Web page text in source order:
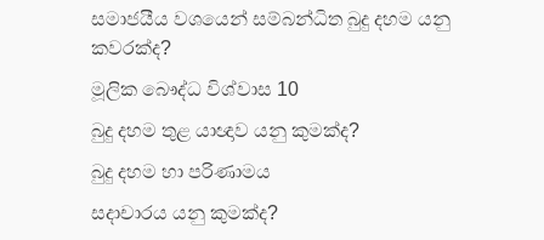
සමාජයීය වශයෙන් සම්බන්ධිත බුදු දහම යනු
කවරක්ද?
මූලික බෞද්ධ විශ්වාස 10
බුදු දහම තුළ යාඥාව යනු කුමක්ද?
බුදු දහම හා පරිණාමය
සදාචාරය යනු කුමක්ද?